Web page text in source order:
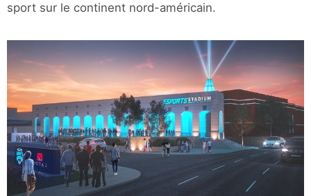
sport sur le continent nord-américain.